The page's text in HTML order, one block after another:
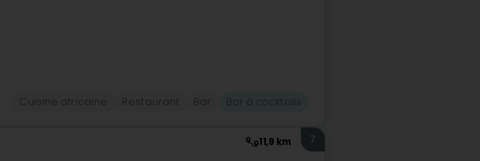
11,9 km 7